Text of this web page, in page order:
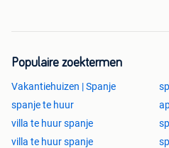
DezeLUXE VILLA(max. 10
is gelegen nabij Salou ,
Playa ,
Barcelona , Port Aventura
Populaire zoektermen
Vakantiehuizen | Spanje
spanje te huur
villa te huur spanje
villa te huur spanje